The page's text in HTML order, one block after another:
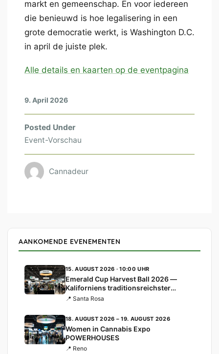
markt en gemeenschap. En voor iedereen
die benieuwd is hoe legalisering in een
grote democratie werkt, is Washington D.C.
in april de juiste plek.
Alle details en kaarten op de eventpagina
9. April 2026
Posted Under
Event-Vorschau
Cannadeur
AANKOMENDE EVENEMENTEN
15. AUGUST 2026 · 10:00 UHR
Emerald Cup Harvest Ball 2026 —
Kaliforniens traditionsreichster
Cannabis-Cup
📍 Santa Rosa
18. AUGUST 2026 – 19. AUGUST 2026
Women in Cannabis Expo
POWERHOUSES
📍 Reno